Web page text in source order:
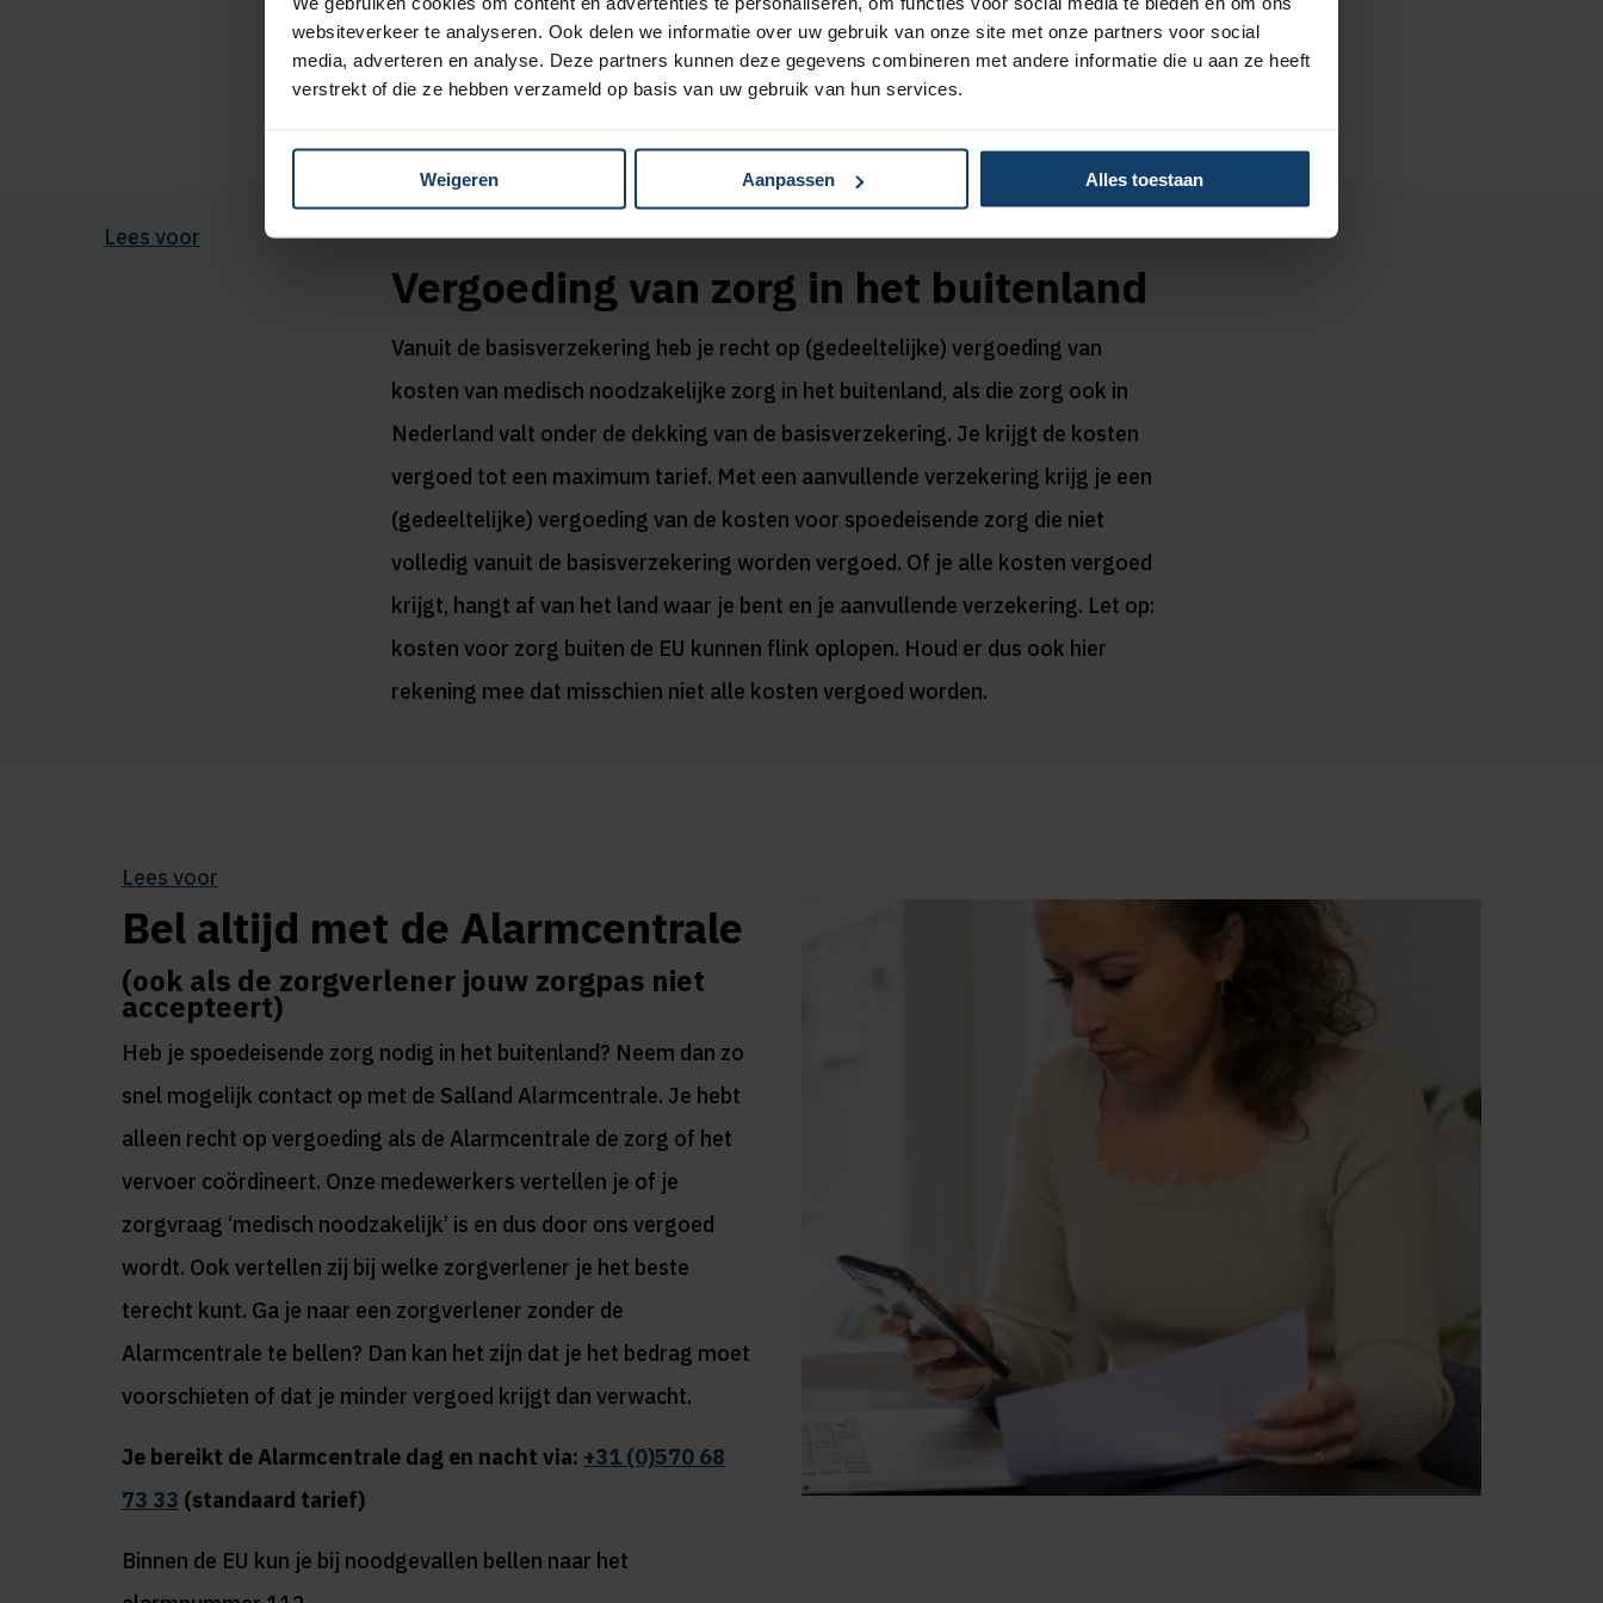
websiteverkeer te analyseren. Ook delen we informatie over uw gebruik van onze site met onze partners voor social
media, adverteren en analyse. Deze partners kunnen deze gegevens combineren met andere informatie die u aan ze heeft
verstrekt of die ze hebben verzameld op basis van uw gebruik van hun services.
Weigeren Aanpassen Alles toestaan
Lees voor
Vergoeding van zorg in het buitenland
Vanuit de basisverzekering heb je recht op (gedeeltelijke) vergoeding van
kosten van medisch noodzakelijke zorg in het buitenland, als die zorg ook in
Nederland valt onder de dekking van de basisverzekering. Je krijgt de kosten
vergoed tot een maximum tarief. Met een aanvullende verzekering krijg je een
(gedeeltelijke) vergoeding van de kosten voor spoedeisende zorg die niet
volledig vanuit de basisverzekering worden vergoed. Of je alle kosten vergoed
krijgt, hangt af van het land waar je bent en je aanvullende verzekering. Let op:
kosten voor zorg buiten de EU kunnen flink oplopen. Houd er dus ook hier
rekening mee dat misschien niet alle kosten vergoed worden.
Lees voor
Bel altijd met de Alarmcentrale
(ook als de zorgverlener jouw zorgpas niet
accepteert)
Heb je spoedeisende zorg nodig in het buitenland? Neem dan zo
snel mogelijk contact op met de Salland Alarmcentrale. Je hebt
alleen recht op vergoeding als de Alarmcentrale de zorg of het
vervoer coördineert. Onze medewerkers vertellen je of je
zorgvraag ‘medisch noodzakelijk’ is en dus door ons vergoed
wordt. Ook vertellen zij bij welke zorgverlener je het beste
terecht kunt. Ga je naar een zorgverlener zonder de
Alarmcentrale te bellen? Dan kan het zijn dat je het bedrag moet
voorschieten of dat je minder vergoed krijgt dan verwacht.
Je bereikt de Alarmcentrale dag en nacht via: +31 (0)570 68
73 33 (standaard tarief)
Binnen de EU kun je bij noodgevallen bellen naar het